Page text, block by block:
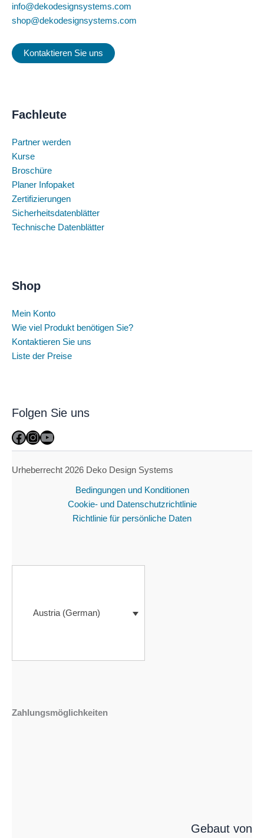
info@dekodesignsystems.com
shop@dekodesignsystems.com
Kontaktieren Sie uns
Fachleute
Partner werden
Kurse
Broschüre
Planer Infopaket
Zertifizierungen
Sicherheitsdatenblätter
Technische Datenblätter
Shop
Mein Konto
Wie viel Produkt benötigen Sie?
Kontaktieren Sie uns
Liste der Preise
Folgen Sie uns
Facebook
Instagram
YouTube
Urheberrecht 2026 Deko Design Systems
Bedingungen und Konditionen
Cookie- und Datenschutzrichtlinie
Richtlinie für persönliche Daten
Austria (German)
Zahlungsmöglichkeiten
Gebaut von